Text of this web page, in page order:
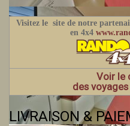
Visitez le site de notre
en 4x4
Voir le
des
LIVRAISON &